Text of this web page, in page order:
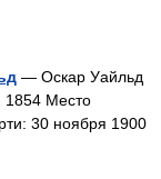
— Оскар Уайльд
1854 Место
30 ноября 1900